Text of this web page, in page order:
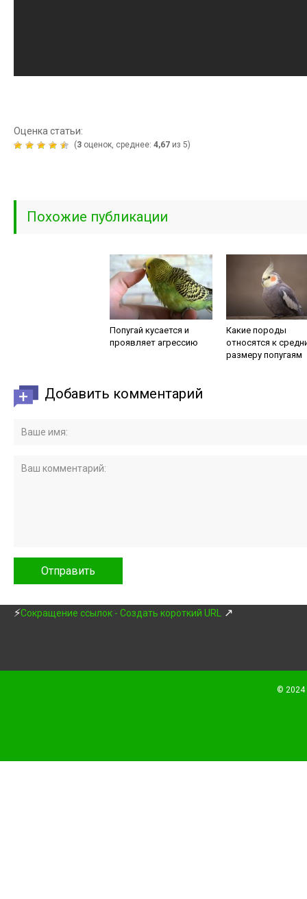
Оценка статьи:
(3оценок, среднее: 4,67из 5)
Похожие публикации
Попугай кусается и
проявляет агрессию
Какие породы
относятся к
размеру попугаям
Добавить комментарий
⚡Сокращение ссылок - Создать короткий URL ↗
© 2024